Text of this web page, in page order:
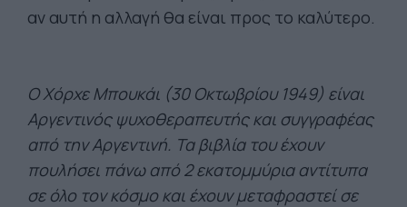
αν αυτή η αλλαγή θα είναι προς το καλύτερο.
Ο Χόρχε Μπουκάι (30 Οκτωβρίου 1949) είναι
Αργεντινός ψυχοθεραπευτής και συγγραφέας
από την Αργεντινή. Τα βιβλία του έχουν
πουλήσει πάνω από 2 εκατομμύρια αντίτυπα
σε όλο τον κόσμο και έχουν μεταφραστεί σε